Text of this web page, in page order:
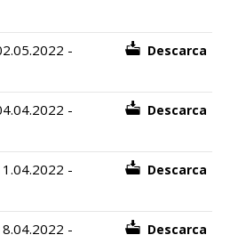
-
Descarca
-
Descarca
-
Descarca
-
Descarca